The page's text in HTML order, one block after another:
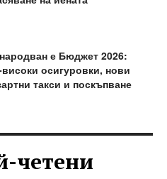
е Бюджет 2026:
осигуровки, нови
такси и поскъпване
четени